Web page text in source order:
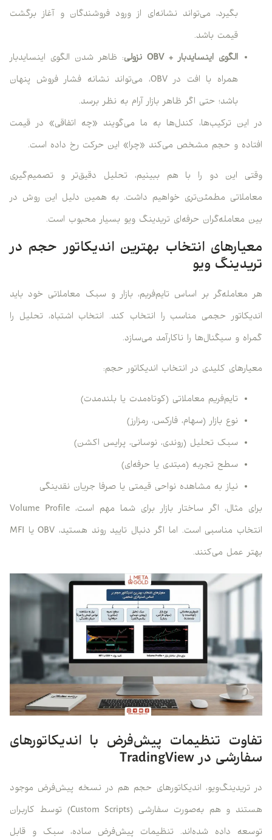
بگیرد، می‌تواند نشانه‌ای از ورود فروشندگان و آغاز برگشت
قیمت باشد.
الگوی اینسایدبار + OBV
نزولی: ظاهر شدن الگوی اینسایدبار
همراه با افت در OBV، می‌تواند نشانه فشار فروش پنهان
باشد؛ حتی اگر ظاهر بازار آرام به نظر برسد.
در این ترکیب‌ها، کندل‌ها به ما می‌گویند «چه اتفاقی» در قیمت
افتاده و حجم مشخص می‌کند «چرا» این حرکت رخ داده است.
وقتی این دو را با هم ببینیم، تحلیل دقیق‌تر و تصمیم‌گیری
معاملاتی مطمئن‌تری خواهیم داشت. به همین دلیل این روش در
بین معامله‌گران حرفه‌ای تریدینگ ویو بسیار محبوب است.
معیارهای انتخاب بهترین اندیکاتور حجم در
تریدینگ ویو
هر معامله‌گر بر اساس تایم‌فریم، بازار و سبک معاملاتی خود باید
اندیکاتور حجمی مناسب را انتخاب کند. انتخاب اشتباه، تحلیل را
گمراه و سیگنال‌ها را ناکارآمد می‌سازد.
معیارهای کلیدی در انتخاب اندیکاتور حجم:
تایم‌فریم معاملاتی (کوتاه‌مدت یا بلندمدت)
نوع بازار (سهام، فارکس، رمزارز)
سبک تحلیل (روندی، نوسانی، پرایس اکشن)
سطح تجربه (مبتدی یا حرفه‌ای)
نیاز به مشاهده نواحی قیمتی یا صرفا جریان نقدینگی
برای مثال، اگر ساختار بازار برای شما مهم است، Volume Profile
انتخاب مناسبی است. اما اگر دنبال تایید روند هستید، OBV یا MFI
بهتر عمل می‌کنند.
تفاوت تنظیمات پیش‌فرض با اندیکاتورهای
سفارشی در TradingView
در تریدینگ‌ویو، اندیکاتورهای حجم هم در نسخه پیش‌فرض موجود
هستند و هم به‌صورت سفارشی (Custom Scripts) توسط کاربران
توسعه داده شده‌اند. تنظیمات پیش‌فرض ساده، سبک و قابل